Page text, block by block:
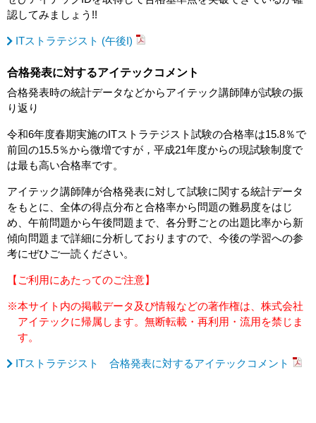
認してみましょう!!
ITストラテジスト (午後I)
合格発表に対するアイテックコメント
合格発表時の統計データなどからアイテック講師陣が試験の振
り返り
令和6年度春期実施のITストラテジスト試験の合格率は15.8％で
前回の15.5％から微増ですが，平成21年度からの現試験制度で
は最も高い合格率です。
アイテック講師陣が合格発表に対して試験に関する統計データ
をもとに、全体の得点分布と合格率から問題の難易度をはじ
め、午前問題から午後問題まで、各分野ごとの出題比率から新
傾向問題まで詳細に分析しておりますので、今後の学習への参
考にぜひご一読ください。
【ご利用にあたってのご注意】
※本サイト内の掲載データ及び情報などの著作権は、株式会社
アイテックに帰属します。無断転載・再利用・流用を禁じま
す。
ITストラテジスト 合格発表に対するアイテックコメント